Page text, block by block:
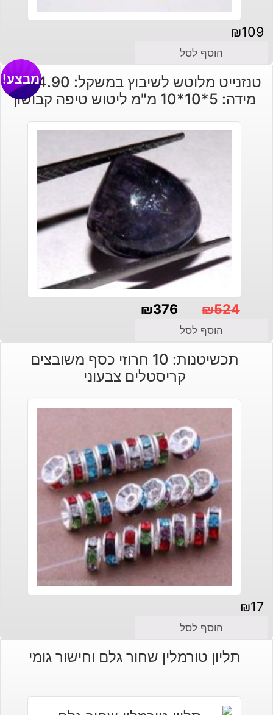
₪109
הוסף לסל
טנזנייט מלוטש לשיבוץ במשקל: 4.90 קרט
מידה: 5*10*10 מ"מ ליטוש טיפה קבושון
מבצע!
₪524
המקורי
₪376
הנוכחי
הוסף לסל
תכשיטנות: 10 חרוזי כסף משובצים
קריסטלים צבעוני
₪17
הוסף לסל
תליון טורמלין שחור גלם וחישור גומי